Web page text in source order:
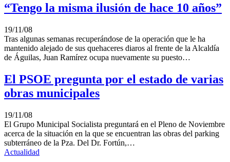
“Tengo la misma ilusión de hace 10 años”
19/11/08
Tras algunas semanas recuperándose de la operación que le ha
mantenido alejado de sus quehaceres diaros al frente de la Alcaldía
de Águilas, Juan Ramírez ocupa nuevamente su puesto…
El PSOE pregunta por el estado de varias
obras municipales
19/11/08
El Grupo Municipal Socialista preguntará en el Pleno de Noviembre
acerca de la situación en la que se encuentran las obras del parking
subterráneo de la Pza. Del Dr. Fortún,…
Actualidad